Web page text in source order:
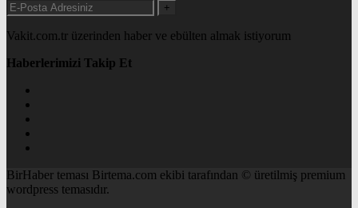
+
Vakit.com.tr üzerinden haber ve ebülten almak istiyorum
Haberlerimizi Takip Et
BirHaber teması Birtema.com ekibi tarafından © üretilmiş premium
wordpress temasıdır.